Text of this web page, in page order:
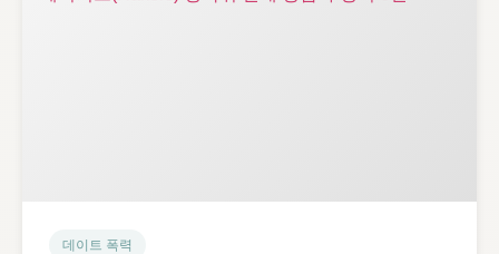
데이트 폭력